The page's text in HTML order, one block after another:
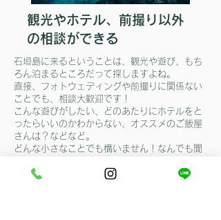
​観光やホテル、前撮り以外
の相談ができる​
​石垣島に来るということは、観光や遊び、もち
ろん泊まるところだって探しますよね。
​直接、フォトウェディングや前撮りに関係ない
ことでも、相談大歓迎です！
こんな遊びがしたい、どのあたりにホテルをと
ったらいいのかわからない、オススメのご飯屋
さんは？などなど。
​どんな小さなことでも構いません！なんでも聞